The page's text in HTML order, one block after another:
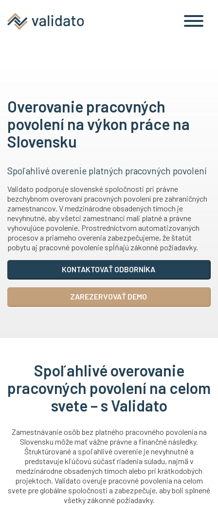
Overovanie pracovných
povolení na výkon práce na
Slovensku
Spoľahlivé overenie platných pracovných povolení
Validato podporuje slovenské spoločnosti pri právne
bezchybnom overovaní pracovných povolení pre zahraničných
zamestnancov. V medzinárodne obsadených tímoch je
nevyhnutné, aby všetci zamestnanci mali platné a právne
vyhovujúce povolenie. Prostredníctvom automatizovaných
procesov a priameho overenia zabezpečujeme, že štatút
pobytu aj pracovné povolenie spĺňajú zákonné požiadavky.
KONTAKTOVAŤ ODBORNÍKA
ZAREZERVOVAŤ DEMO
Spoľahlivé overovanie
pracovných povolení na celom
svete – s Validato
Zamestnávanie osôb bez platného pracovného povolenia na
Slovensku môže mať vážne právne a finančné následky.
Štruktúrované a spoľahlivé overenie je nevyhnutné a
predstavuje kľúčovú súčasť riadenia súladu, najmä v
medzinárodne obsadených tímoch alebo pri krátkodobých
projektoch. Validato overuje pracovné povolenia na celom
svete pre globálne spoločnosti a zabezpečuje, aby boli splnené
všetky zákonné požiadavky.